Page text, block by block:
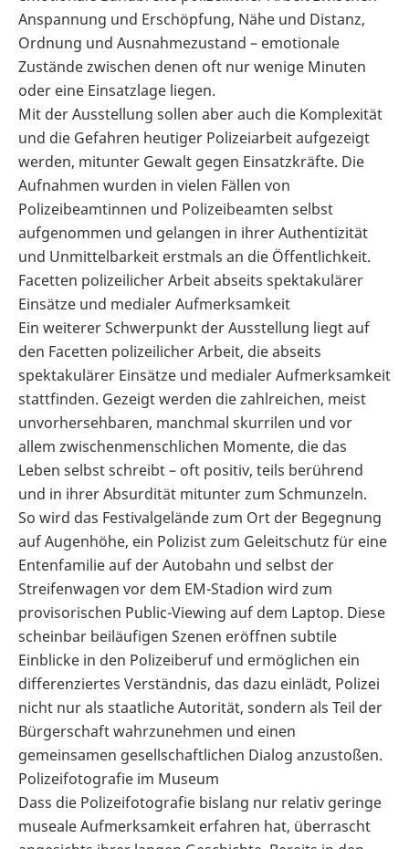
Anspannung und Erschöpfung, Nähe und Distanz,
Ordnung und Ausnahmezustand – emotionale
Zustände zwischen denen oft nur wenige Minuten
oder eine Einsatzlage liegen.
Mit der Ausstellung sollen aber auch die Komplexität
und die Gefahren heutiger Polizeiarbeit aufgezeigt
werden, mitunter Gewalt gegen Einsatzkräfte. Die
Aufnahmen wurden in vielen Fällen von
Polizeibeamtinnen und Polizeibeamten selbst
aufgenommen und gelangen in ihrer Authentizität
und Unmittelbarkeit erstmals an die Öffentlichkeit.
Facetten polizeilicher Arbeit abseits spektakulärer
Einsätze und medialer Aufmerksamkeit
Ein weiterer Schwerpunkt der Ausstellung liegt auf
den Facetten polizeilicher Arbeit, die abseits
spektakulärer Einsätze und medialer Aufmerksamkeit
stattfinden. Gezeigt werden die zahlreichen, meist
unvorhersehbaren, manchmal skurrilen und vor
allem zwischenmenschlichen Momente, die das
Leben selbst schreibt – oft positiv, teils berührend
und in ihrer Absurdität mitunter zum Schmunzeln.
So wird das Festivalgelände zum Ort der Begegnung
auf Augenhöhe, ein Polizist zum Geleitschutz für eine
Entenfamilie auf der Autobahn und selbst der
Streifenwagen vor dem EM-Stadion wird zum
provisorischen Public-Viewing auf dem Laptop. Diese
scheinbar beiläufigen Szenen eröffnen subtile
Einblicke in den Polizeiberuf und ermöglichen ein
differenziertes Verständnis, das dazu einlädt, Polizei
nicht nur als staatliche Autorität, sondern als Teil der
Bürgerschaft wahrzunehmen und einen
gemeinsamen gesellschaftlichen Dialog anzustoßen.
Polizeifotografie im Museum
Dass die Polizeifotografie bislang nur relativ geringe
museale Aufmerksamkeit erfahren hat, überrascht